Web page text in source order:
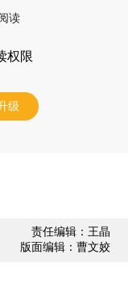
读
权限
级
责任编辑：王晶
版面编辑：曹文姣